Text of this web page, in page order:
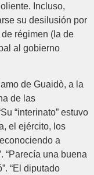
Incluso,
su desilusión por
régimen (la de
al gobierno
de Guaidò, a la
de las
“interinato” estuvo
el ejército, los
a
“Parecía una buena
“El diputado